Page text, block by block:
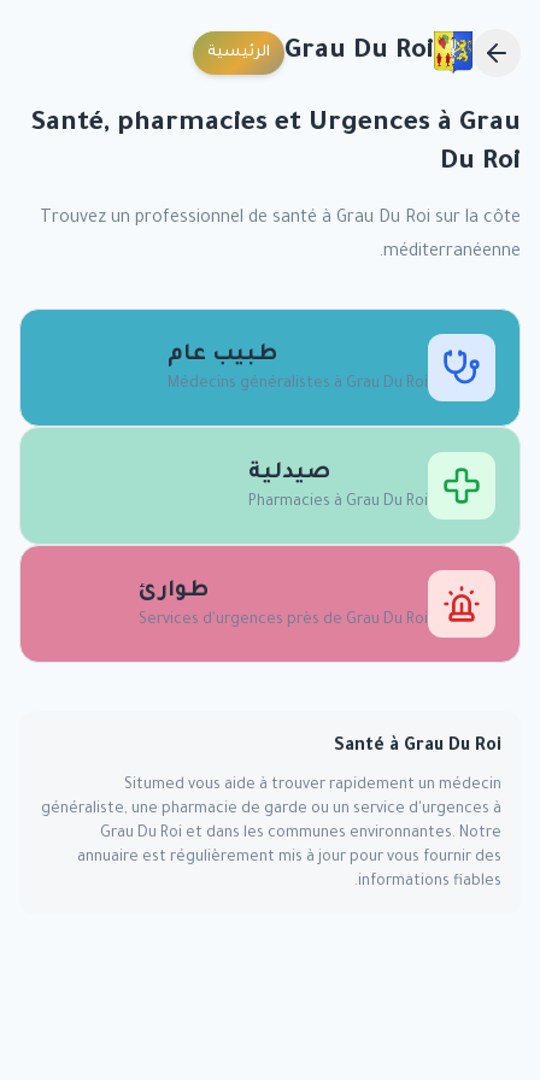
Grau Du Roi الرئيسية
Santé, pharmacies et Urgences à Grau
Du Roi
Trouvez un professionnel de santé à Grau Du Roi sur la côte
méditerranéenne.
طبيب عام
Médecins généralistes à Grau Du Roi
صيدلية
Pharmacies à Grau Du Roi
طوارئ
Services d'urgences près de Grau Du Roi
Santé à Grau Du Roi
Situmed vous aide à trouver rapidement un médecin
généraliste, une pharmacie de garde ou un service d'urgences à
Grau Du Roi et dans les communes environnantes. Notre
annuaire est régulièrement mis à jour pour vous fournir des
informations fiables.